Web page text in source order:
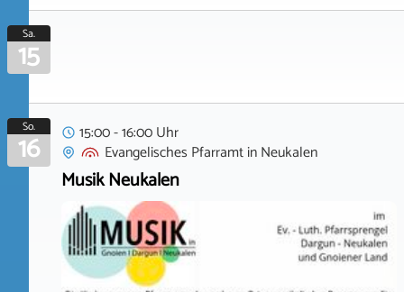
Sa.
15
So.
16
15:00 - 16:00 Uhr
Evangelisches PfarramtinNeukalen
Musik Neukalen